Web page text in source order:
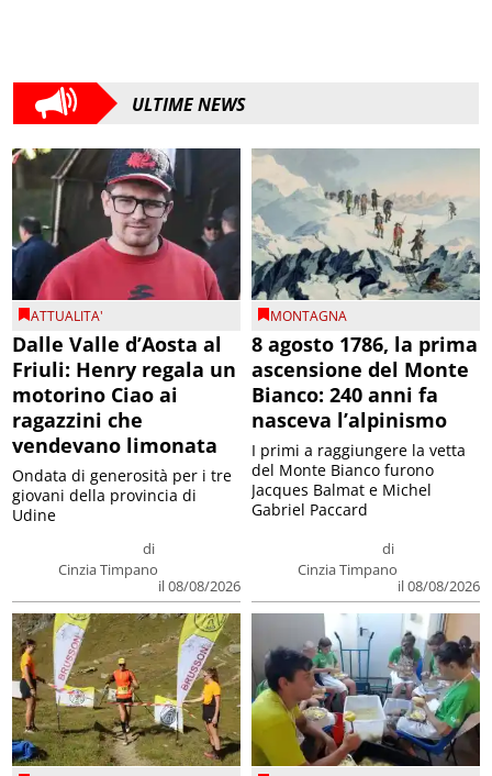
ULTIME NEWS
ATTUALITA'
Dalle Valle d’Aosta al
Friuli: Henry regala un
motorino Ciao ai
ragazzini che
vendevano limonata
di
Cinzia Timpano
il 08/08/2026
Ondata di generosità per i tre
giovani della provincia di
Udine
MONTAGNA
8 agosto 1786, la prima
ascensione del Monte
Bianco: 240 anni fa
nasceva l’alpinismo
di
Cinzia Timpano
il 08/08/2026
I primi a raggiungere la vetta
del Monte Bianco furono
Jacques Balmat e Michel
Gabriel Paccard